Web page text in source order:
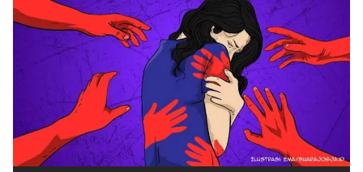
Partner
Dinamikapost.com
Follow
Kabarbaru